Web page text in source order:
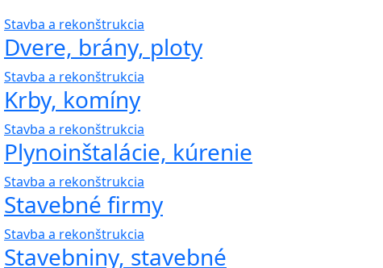
Stavba a rekonštrukcia
Dvere, brány, ploty
Stavba a rekonštrukcia
Krby, komíny
Stavba a rekonštrukcia
Plynoinštalácie, kúrenie
Stavba a rekonštrukcia
Stavebné firmy
Stavba a rekonštrukcia
Stavebniny, stavebné